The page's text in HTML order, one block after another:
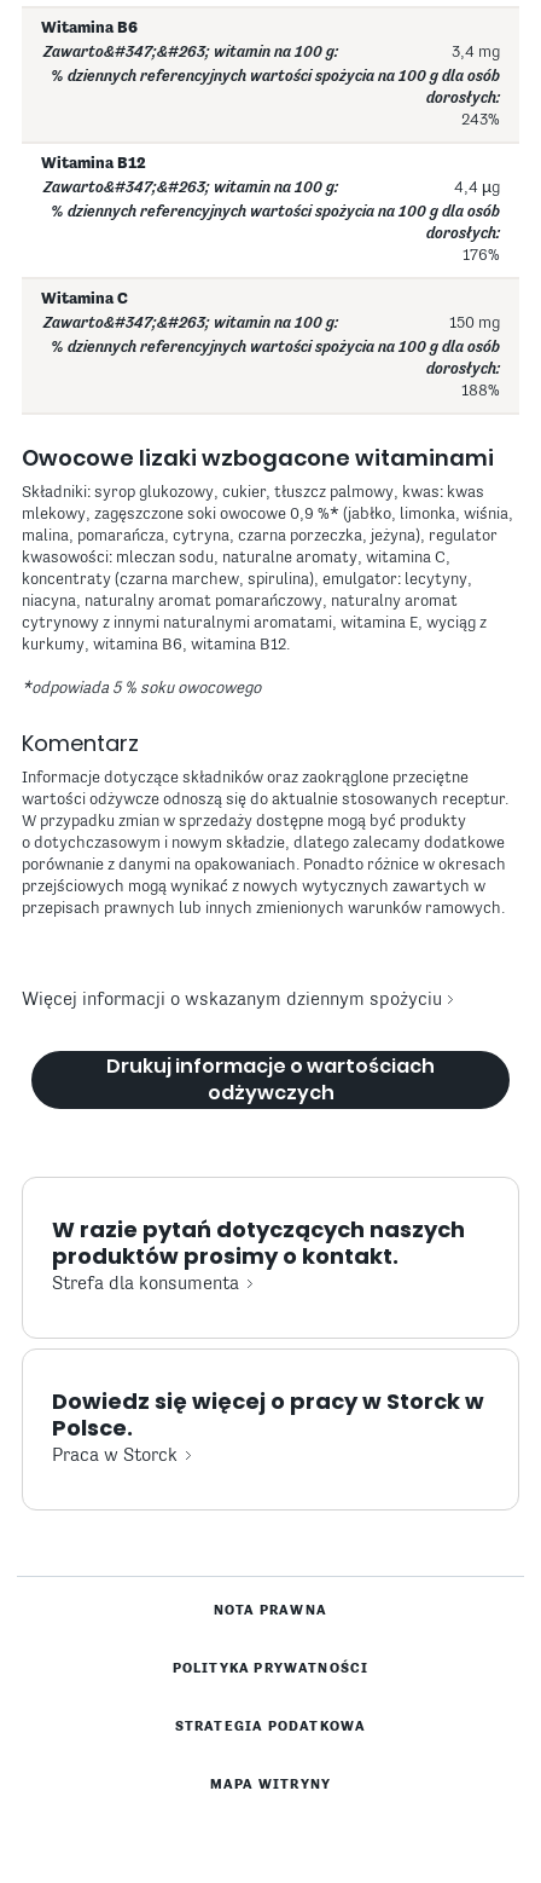
Witamina B6
3,4 mg
243%
Witamina B12
4,4 µg
176%
Witamina C
150 mg
188%
Owocowe lizaki wzbogacone witaminami
Składniki: syrop glukozowy, cukier, tłuszcz palmowy, kwas: kwas
mlekowy, zagęszczone soki owocowe 0,9 %* (jabłko, limonka, wiśnia,
malina, pomarańcza, cytryna, czarna porzeczka, jeżyna), regulator
kwasowości: mleczan sodu, naturalne aromaty, witamina C,
koncentraty (czarna marchew, spirulina), emulgator: lecytyny,
niacyna, naturalny aromat pomarańczowy, naturalny aromat
cytrynowy z innymi naturalnymi aromatami, witamina E, wyciąg z
kurkumy, witamina B6, witamina B12.
*odpowiada 5 % soku owocowego
Komentarz
Informacje dotyczące składników oraz zaokrąglone przeciętne
wartości odżywcze odnoszą się do aktualnie stosowanych receptur.
W przypadku zmian w sprzedaży dostępne mogą być produkty
o dotychczasowym i nowym składzie, dlatego zalecamy dodatkowe
porównanie z danymi na opakowaniach. Ponadto różnice w okresach
przejściowych mogą wynikać z nowych wytycznych zawartych w
przepisach prawnych lub innych zmienionych warunków ramowych.
Więcej informacji o wskazanym dziennym spożyciu
Drukuj informacje o wartościach
odżywczych
W razie pytań dotyczących naszych
produktów prosimy o kontakt.
Strefa dla konsumenta
Dowiedz się więcej o pracy w Storck w
Polsce.
Praca w Storck
NOTA PRAWNA
POLITYKA PRYWATNOŚCI
STRATEGIA PODATKOWA
MAPA WITRYNY